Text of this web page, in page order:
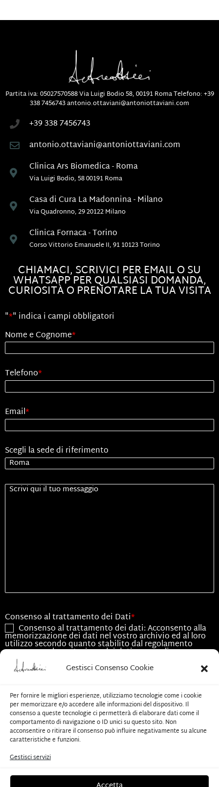
Gestisci Consenso Cookie
Per fornire le migliori esperienze, utilizziamo tecnologie come i cookie
per memorizzare e/o accedere alle informazioni del dispositivo. Il
consenso a queste tecnologie ci permetterà di elaborare dati come il
comportamento di navigazione o ID unici su questo sito. Non
acconsentire o ritirare il consenso può influire negativamente su alcune
caratteristiche e funzioni.
Gestisci servizi
Partita iva: 05027570588Via Luigi Bodio 58, 00191 RomaTelefono:+39
338 7456743antonio.ottaviani@antoniottaviani.com
+39 338 7456743
antonio.ottaviani@antoniottaviani.com
Clinica Ars Biomedica - Roma
Via Luigi Bodio, 58 00191 Roma
Casa di Cura La Madonnina - Milano
Via Quadronno, 29 20122 Milano
Clinica Fornaca - Torino
Corso Vittorio Emanuele II, 91 10123 Torino
CHIAMACI, SCRIVICI PER EMAIL O SU
WHATSAPP PER QUALSIASI DOMANDA,
CURIOSITÀ O PRENOTARE LA TUA VISITA
"*" indica i campi obbligatori
Nome e Cognome*
Telefono*
Email*
Scegli la sede di riferimento
Senza
Titolo
Consenso al trattamento dei Dati*
Consenso al trattamento dei dati: Acconsento alla
memorizzazione dei dati nel vostro archivio ed al loro
utilizzo secondo quanto stabilito dal regolamento
europeo per la protezione dei dati personali n.
679/2016, GDPR.
Acconsento all'utilizzo dei dati esclusivamente per
le finalità associate alla presente richiesta
CAPTCHA
Invia